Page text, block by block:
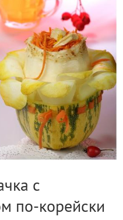
с
по-корейски